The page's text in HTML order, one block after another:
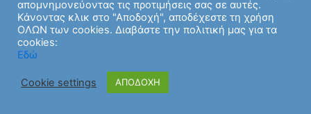
απομνημονεύοντας τις προτιμήσεις σας σε αυτές.
Κάνοντας κλικ στο "Αποδοχή", αποδέχεστε τη χρήση
ΟΛΩΝ των cookies. Διαβάστε την πολιτική μας για τα
cookies:
Εδώ
Cookie settings ΑΠΟΔΟΧΗ